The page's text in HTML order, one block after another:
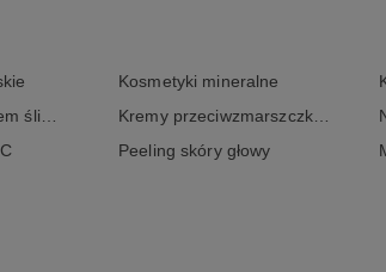
Kosmetyki mineralne
Kosmetyki ze śluzem ślimaka Kremy przeciwzmarszczkowe
Peeling skóry głowy